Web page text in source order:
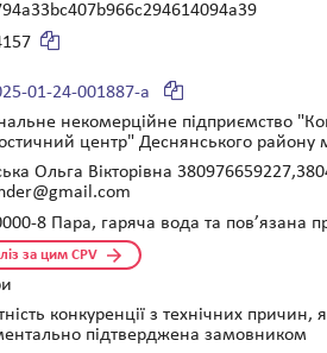
01-24-001887-a
некомерційне підприємство
центр" Деснянського району
Ольга Вікторівна
8 Пара, гаряча вода та пов’язана
за цим CPV
конкуренції з технічних причин,
підтверджена замовником